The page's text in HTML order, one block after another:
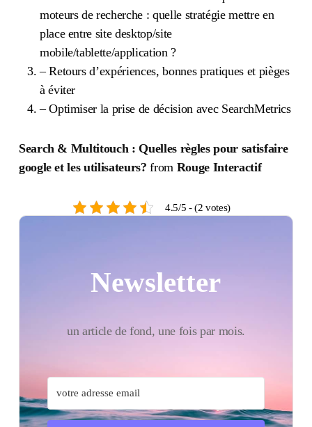
moteurs de recherche : quelle stratégie mettre en
place entre site desktop/site
mobile/tablette/application ?
– Retours d’expériences, bonnes pratiques et pièges
à éviter
– Optimiser la prise de décision avec SearchMetrics
Search & Multitouch : Quelles règles pour satisfaire
google et les utilisateurs? from Rouge Interactif
4.5/5 - (2 votes)
Newsletter
un article de fond, une fois par mois.